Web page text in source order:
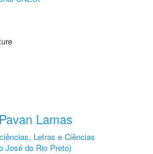
Lamas
Letras e Ciências
José do Rio Preto)